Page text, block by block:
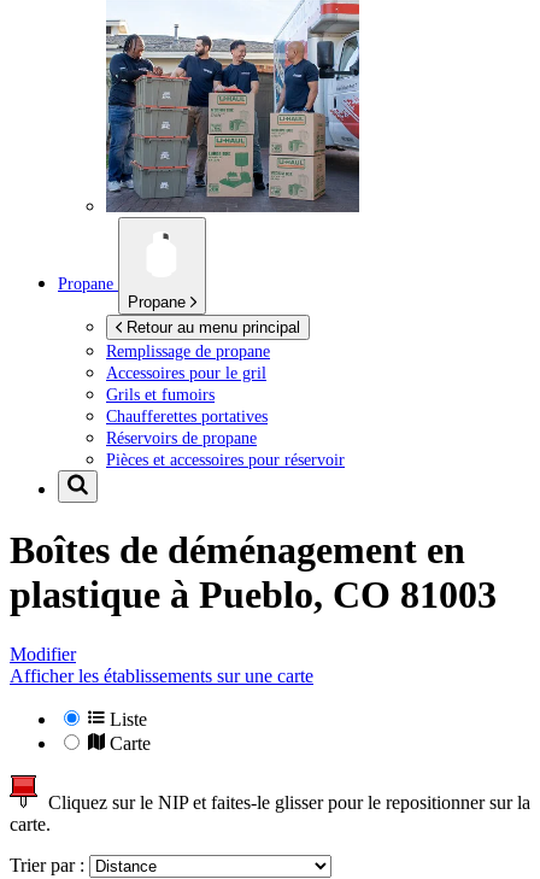
Propane
Propane
Retour au menu principal
Remplissage de propane
Accessoires pour le gril
Grils et fumoirs
Chaufferettes portatives
Réservoirs de propane
Pièces et accessoires pour réservoir
Boîtes de déménagement en
plastique à Pueblo, CO 81003
Modifier
Afficher les établissements sur une carte
Liste
Carte
Cliquez sur le NIP et faites-le glisser pour le repositionner sur la
carte.
Trier par :